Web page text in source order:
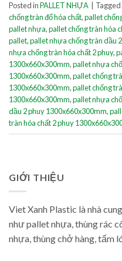
Posted inPALLET NHỰA Tagged
chống tràn đổ hóa chất,pallet
pallet nhựa,pallet chống tràn hóa
pallet,pallet nhựa chống tràn dầu
nhựa chống tràn hóa chất 2 phuy,
1300x660x300mm,pallet nhựa
1300x660x300mm,pallet chống
1300x660x300mm,pallet chống
1300x660x300mm,pallet nhựa
dầu 2 phuy 1300x660x300mm,
tràn hóa chất 2 phuy
GIỚI THIỆU
Viet Xanh Plastic là nhà
như pallet nhựa, thùng rác
nhựa, thùng chở hàng, tấm